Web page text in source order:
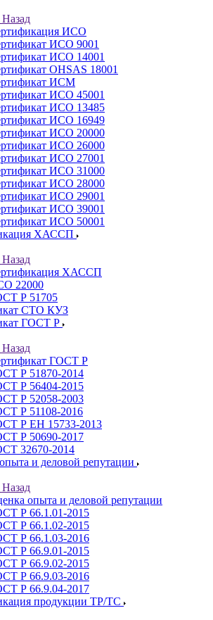
Назад
ИСО
ИСО 9001
ИСО 14001
OHSAS 18001
ИСМ
ИСО 45001
ИСО 13485
ИСО 16949
ИСО 20000
ИСО 26000
ИСО 27001
ИСО 31000
ИСО 28000
ИСО 29001
ИСО 39001
ИСО 50001
ХАССП
Назад
ХАССП
22000
Р 51705
СТО КУЗ
ГОСТ Р
Назад
ГОСТ Р
Р 51870-2014
Р 56404-2015
Р 52058-2003
Р 51108-2016
Р ЕН 15733-2013
Р 50690-2017
32670-2014
и деловой репутации
Назад
опыта и деловой репутации
Р 66.1.01-2015
Р 66.1.02-2015
Р 66.1.03-2016
Р 66.9.01-2015
Р 66.9.02-2015
Р 66.9.03-2016
Р 66.9.04-2017
продукции ТР/ТС